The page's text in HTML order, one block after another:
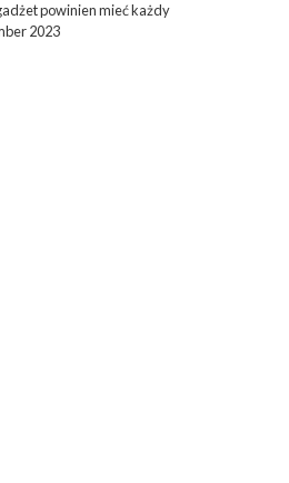
powinien mieć każdy
2023